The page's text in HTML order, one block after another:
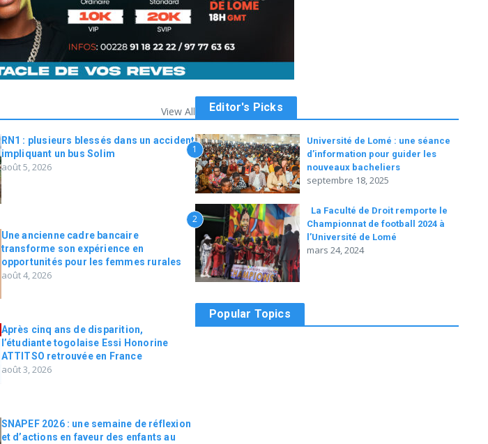
View All
RN1 : plusieurs blessés dans un accident
impliquant un bus Solim
août 5, 2026
Une ancienne cadre bancaire
transforme son expérience en
opportunités pour les femmes rurales
août 4, 2026
Après cinq ans de disparition,
l’étudiante togolaise Essi Honorine
ATTITSO retrouvée en France
août 3, 2026
SNAPEF 2026 : une semaine de réflexion
et d’actions en faveur des enfants au
Editor's Picks
1
Université de Lomé : une séance
d’information pour guider les
nouveaux bacheliers
septembre 18, 2025
2
La Faculté de Droit remporte le
Championnat de football 2024 à
l’Université de Lomé
mars 24, 2024
Popular Topics